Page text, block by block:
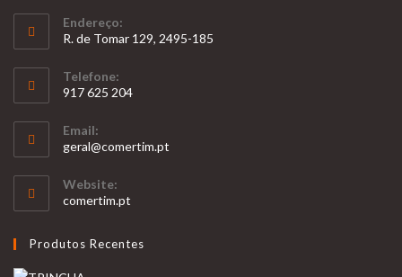
Endereço:
R. de Tomar 129, 2495-185
Telefone:
917 625 204
in
your
application
Email:
geral@comertim.pt
Website:
comertim.pt
Produtos Recentes